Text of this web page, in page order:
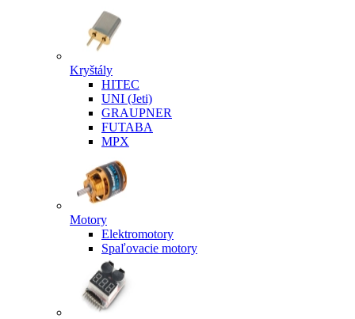
Kryštály
HITEC
UNI (Jeti)
GRAUPNER
FUTABA
MPX
Motory
Elektromotory
Spaľovacie motory